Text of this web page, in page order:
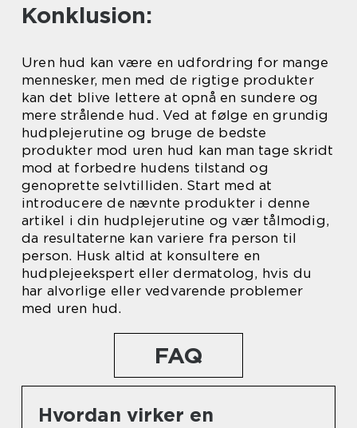
Konklusion:
Uren hud kan være en udfordring for mange
mennesker, men med de rigtige produkter
kan det blive lettere at opnå en sundere og
mere strålende hud. Ved at følge en grundig
hudplejerutine og bruge de bedste
produkter mod uren hud kan man tage skridt
mod at forbedre hudens tilstand og
genoprette selvtilliden. Start med at
introducere de nævnte produkter i denne
artikel i din hudplejerutine og vær tålmodig,
da resultaterne kan variere fra person til
person. Husk altid at konsultere en
hudplejeekspert eller dermatolog, hvis du
har alvorlige eller vedvarende problemer
med uren hud.
FAQ
Hvordan virker en